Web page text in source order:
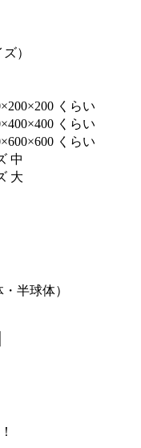
）
くらい
くらい
くらい
中
大
半球体）